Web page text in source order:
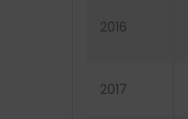
2016
2017